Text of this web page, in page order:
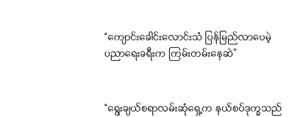
“ကျောင်းခေါင်းလောင်းသံ ပြန်မြည်လာပေမဲ့
ပညာရေးခရီးက ကြမ်းတမ်းနေဆဲ”
“ရွေးချယ်စရာလမ်းဆုံရှေ့က နယ်စပ်ဒုက္ခသည်